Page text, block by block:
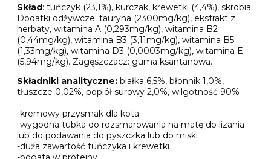
Skład: tuńczyk (23,1%), kurczak, krewetki (4,4%), skrobia.
Dodatki odżywcze: tauryna (2300mg/kg), ekstrakt z
herbaty, witamina A (0,293mg/kg), witamina B2
(0,44mg/kg), witamina B3 (3,11mg/kg), witamina B5
(1,33mg/kg), witamina D3 (0,0003mg/kg), witamina E
(5,94mg/kg). Zagęszczacz: guma ksantanowa.
Składniki analityczne: białka 6,5%, błonnik 1,0%,
tłuszcze 0,02%, popiół surowy 2,0%, wilgotność 90%
-kremowy przysmak dla kota
-wygodna tubka do rozsmarowania na matę do lizania
lub do podawania do pyszczka lub do miski
-duża zawartość tuńczyka i krewetki